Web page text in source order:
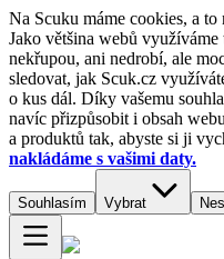
Na Scuku máme cookies, a to
Jako většina webů
nekřupou, ani nedrobí, ale
sledovat, jak Scuk.cz
o kus dál. Díky vašemu
navíc přizpůsobit i obsah
a produktů tak, abyste si ji
nakládáme s vašimi daty.
Souhlasím Vybrat